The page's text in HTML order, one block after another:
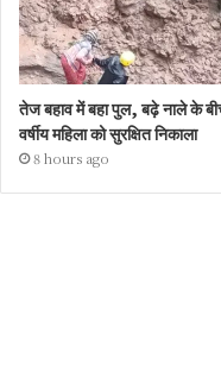
तेज बहाव में बहा पुल, बढ़े नाले के
वर्षीय महिला को सुरक्षित निकाला
8 hours ago